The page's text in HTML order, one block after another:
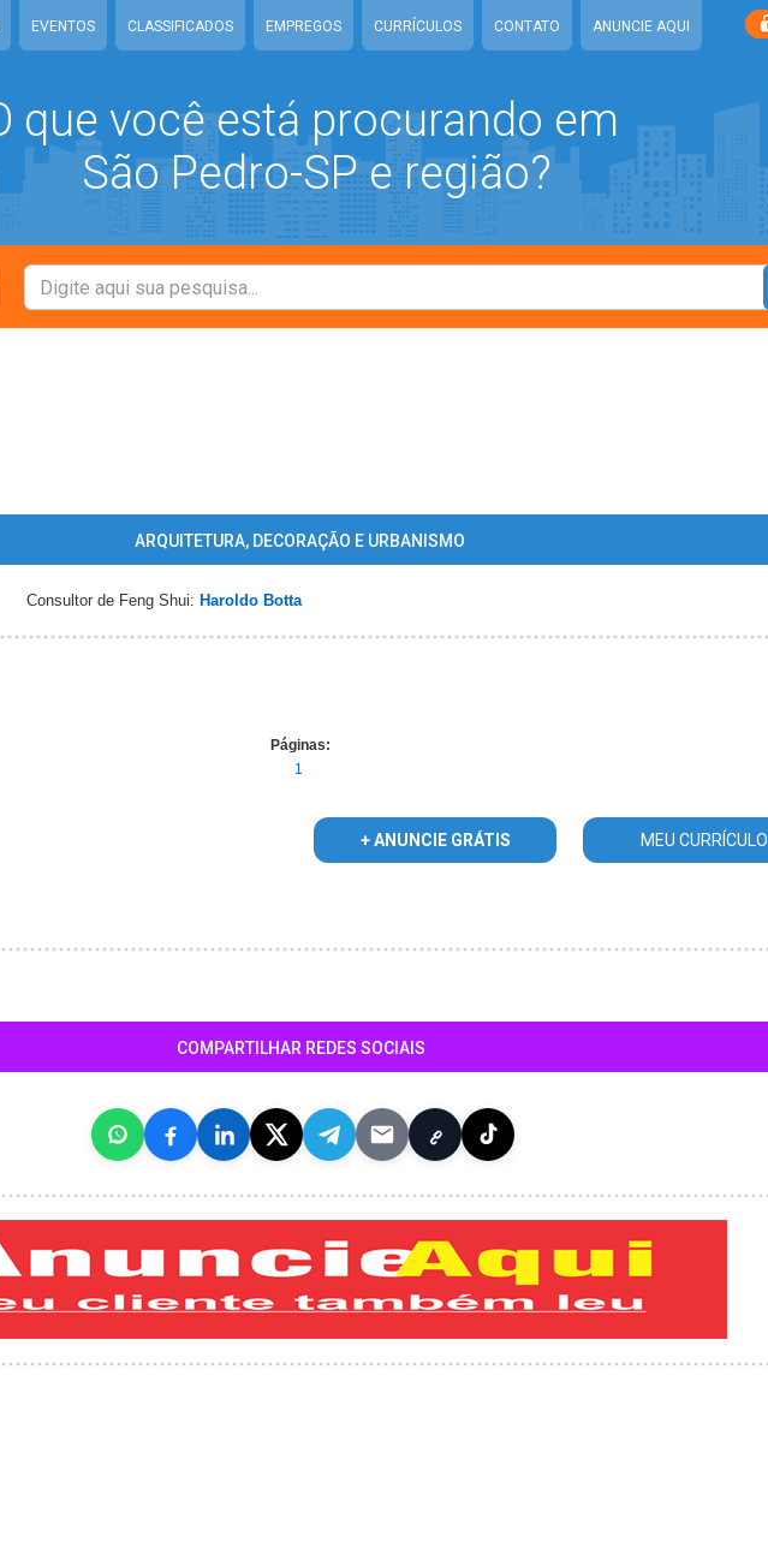
EVENTOS CLASSIFICADOS EMPREGOS CURRÍCULOS CONTATO ANUNCIE AQUI
que você está procurando em
São Pedro-SP e região?
ARQUITETURA, DECORAÇÃO E URBANISMO
Consultor de Feng Shui: Haroldo Botta
Páginas:
1
+ ANUNCIE GRÁTIS MEU CURRÍCULO
COMPARTILHAR REDES SOCIAIS